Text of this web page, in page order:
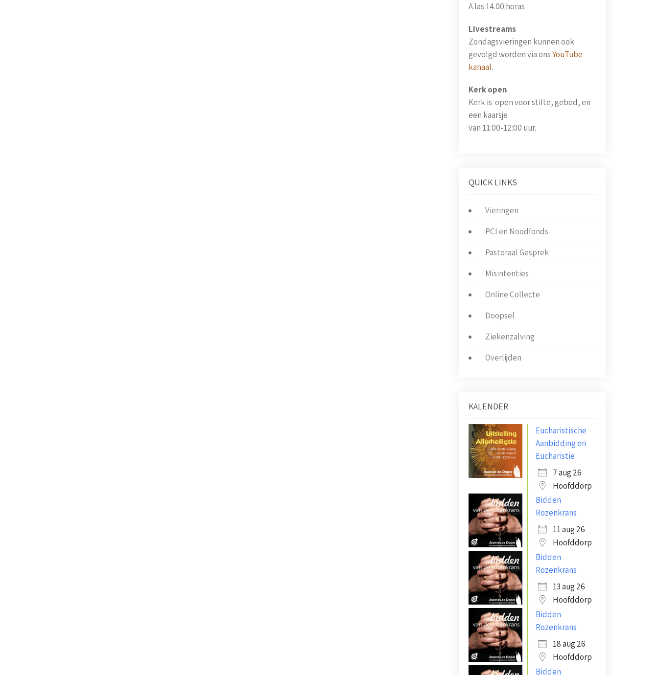
A las 14.00 horas
Livestreams
Zondagsvieringen kunnen ook
gevolgd worden via onsYouTube
kanaal.
Kerk open
Kerk is open voor stilte, gebed, en
een kaarsje
van 11:00-12:00 uur.
QUICK LINKS
Vieringen
PCI en Noodfonds
Pastoraal Gesprek
Misintenties
Online Collecte
Doopsel
Ziekenzalving
Overlijden
KALENDER
Eucharistische
Aanbidding en
Eucharistie
7 aug 26
Hoofddorp
Bidden
Rozenkrans
11 aug 26
Hoofddorp
Bidden
Rozenkrans
13 aug 26
Hoofddorp
Bidden
Rozenkrans
18 aug 26
Hoofddorp
Bidden